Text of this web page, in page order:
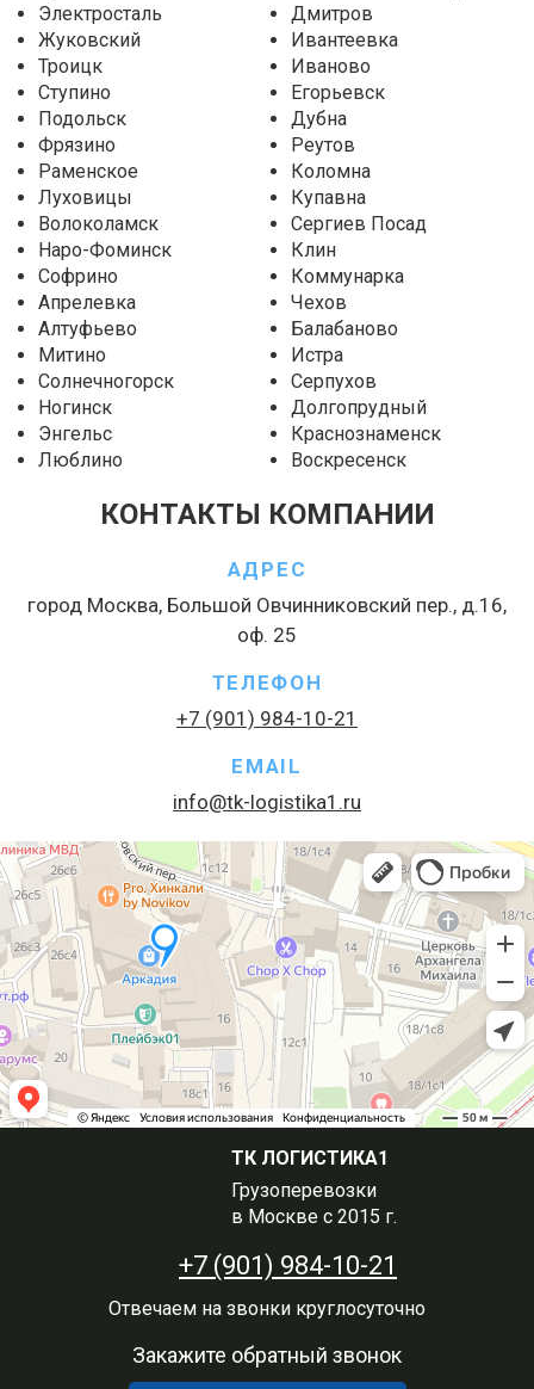
Электросталь
Дмитров
Жуковский
Ивантеевка
Троицк
Иваново
Ступино
Егорьевск
Подольск
Дубна
Фрязино
Реутов
Раменское
Коломна
Луховицы
Купавна
Волоколамск
Сергиев Посад
Наро-Фоминск
Клин
Софрино
Коммунарка
Апрелевка
Чехов
Алтуфьево
Балабаново
Митино
Истра
Солнечногорск
Серпухов
Ногинск
Долгопрудный
Энгельс
Краснознаменск
Люблино
Воскресенск
КОНТАКТЫ КОМПАНИИ
ТЕЛЕФОН
+7 (901) 984-10-21
АДРЕС
город Москва, Большой Овчинниковский пер., д.16,
оф. 25
EMAIL
info@tk-logistika1.ru
ТК ЛОГИСТИКА1
Грузоперевозки
в Москве с 2015 г.
+7 (901) 984-10-21
Отвечаем на звонки круглосуточно
Закажите обратный звонок